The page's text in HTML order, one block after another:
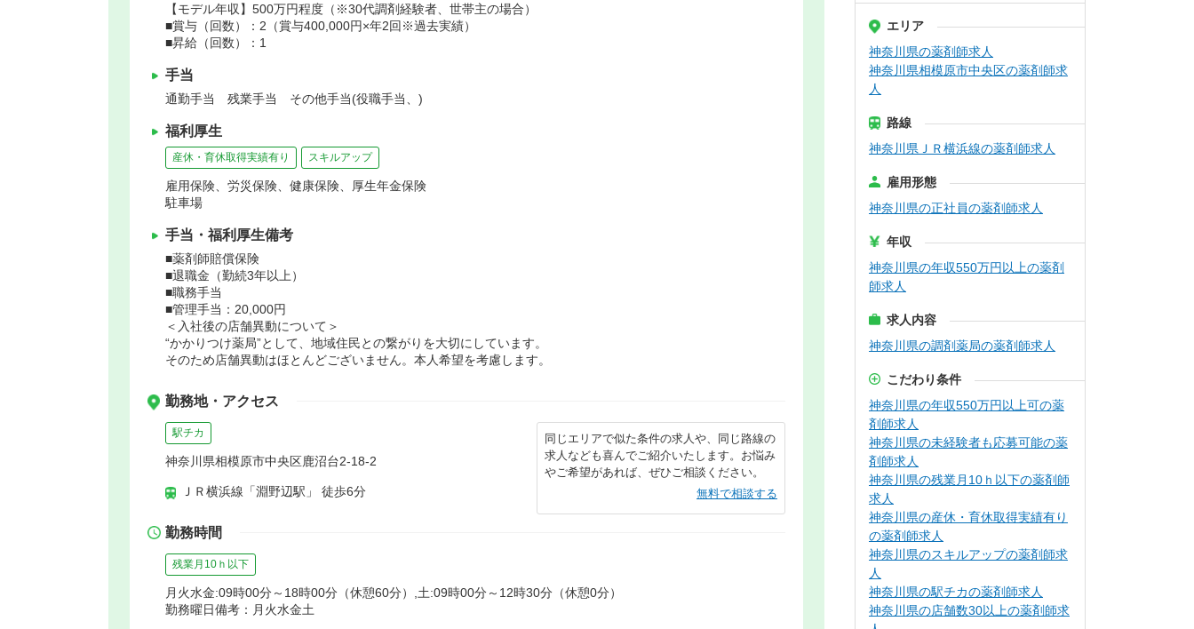
【モデル年収】500万円程度（※30代調剤経験者、世帯主の場合）
■賞与（回数）：2（賞与400,000円×年2回※過去実績）
■昇給（回数）：1
手当
通勤手当 残業手当 その他手当(役職手当、)
福利厚生
産休・育休取得実績有り スキルアップ
雇用保険、労災保険、健康保険、厚生年金保険
駐車場
手当・福利厚生備考
■薬剤師賠償保険
■退職金（勤続3年以上）
■職務手当
■管理手当：20,000円
＜入社後の店舗異動について＞
“かかりつけ薬局”として、地域住民との繋がりを大切にしています。
そのため店舗異動はほとんどございません。本人希望を考慮します。
勤務地・アクセス
駅チカ
神奈川県相模原市中央区鹿沼台2-18-2
ＪＲ横浜線「淵野辺駅」 徒歩6分
同じエリアで似た条件の求人や、同じ路線の
求人なども喜んでご紹介いたします。お悩み
やご希望があれば、ぜひご相談ください。
無料で相談する
勤務時間
残業月10ｈ以下
月火水金:09時00分～18時00分（休憩60分）,土:09時00分～12時30分（休憩0分）
勤務曜日備考：月火水金土
エリア
神奈川県の薬剤師求人
神奈川県相模原市中央区の薬剤師求
人
路線
神奈川県ＪＲ横浜線の薬剤師求人
雇用形態
神奈川県の正社員の薬剤師求人
年収
神奈川県の年収550万円以上の薬剤
師求人
求人内容
神奈川県の調剤薬局の薬剤師求人
こだわり条件
神奈川県の年収550万円以上可の薬
剤師求人
神奈川県の未経験者も応募可能の薬
剤師求人
神奈川県の残業月10ｈ以下の薬剤師
求人
神奈川県の産休・育休取得実績有り
の薬剤師求人
神奈川県のスキルアップの薬剤師求
人
神奈川県の駅チカの薬剤師求人
神奈川県の店舗数30以上の薬剤師求